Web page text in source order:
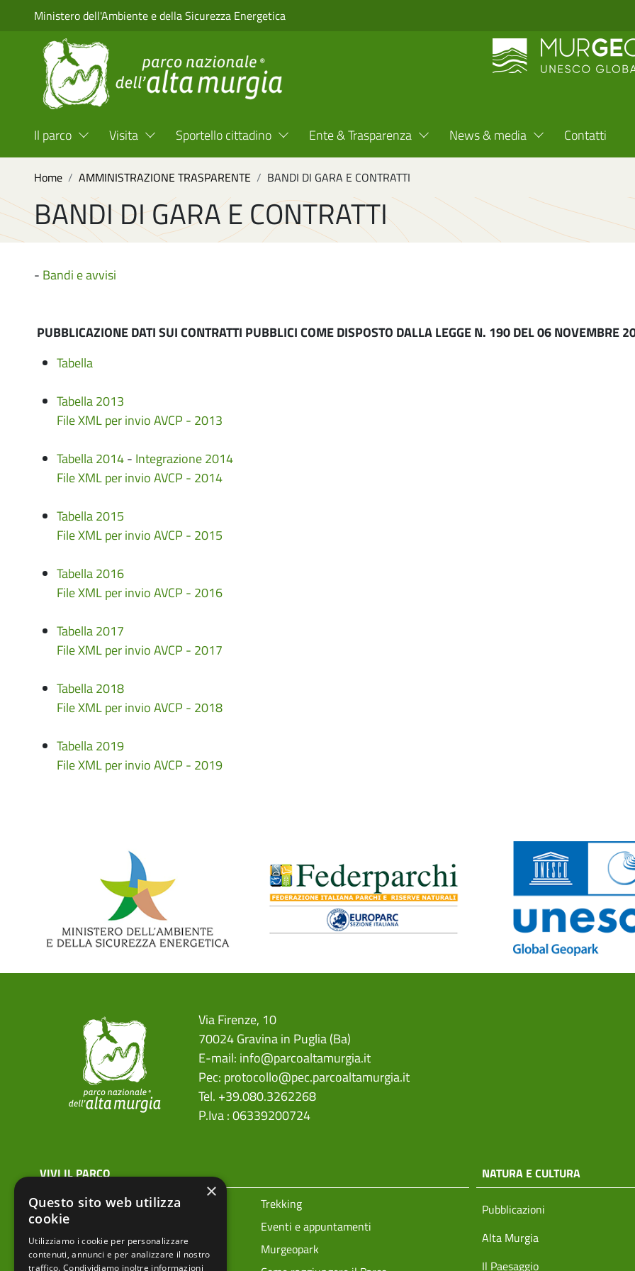
Salta al contenuto principale
Ministero dell'Ambiente e della Sicurezza Energetica
Menu Top Header
Il parco Visita Sportello cittadino Ente & Trasparenza News & media Contatti
Home AMMINISTRAZIONE TRASPARENTE BANDI DI GARA E CONTRATTI
BANDI DI GARA E CONTRATTI
- Bandi e avvisi
PUBBLICAZIONE DATI SUI CONTRATTI PUBBLICI COME DISPOSTO DALLA LEGGE N. 190 DEL 06 NOVEMBRE
Tabella
Tabella 2013
File XML per invio AVCP - 2013
Tabella 2014- Integrazione 2014
File XML per invio AVCP - 2014
Tabella 2015
File XML per invio AVCP - 2015
Tabella 2016
File XML per invio AVCP - 2016
Tabella 2017
File XML per invio AVCP - 2017
Tabella 2018
File XML per invio AVCP - 2018
Tabella 2019
File XML per invio AVCP - 2019
Via Firenze, 10
70024 Gravina in Puglia (Ba)
E-mail: info@parcoaltamurgia.it
Pec: protocollo@pec.parcoaltamurgia.it
Tel. +39.080.3262268
P.Iva : 06339200724
menu top footer
VIVI IL PARCO
Prenota la tua visita
Trekking
Ciclovie
Eventi e appuntamenti
Vivere i parchi in sicurezza
Murgeopark
NATURA E CULTURA
Pubblicazioni
Alta Murgia
Il Paesaggio
×
Questo sito web utilizza
cookie
Utilizziamo i cookie per personalizzare
contenuti, annunci e per analizzare il nostro
traffico. Condividiamo inoltre informazioni